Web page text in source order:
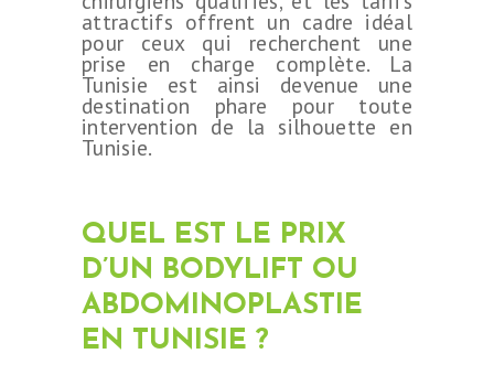
CONTACT
DEMANDE DE
attractifs offrent un cadre idéal
pour ceux qui recherchent une
prise en charge complète. La
Tunisie est ainsi devenue une
destination phare pour toute
intervention de la silhouette en
Tunisie.
QUEL EST LE PRIX
D’UN BODYLIFT OU
ABDOMINOPLASTIE
EN TUNISIE ?